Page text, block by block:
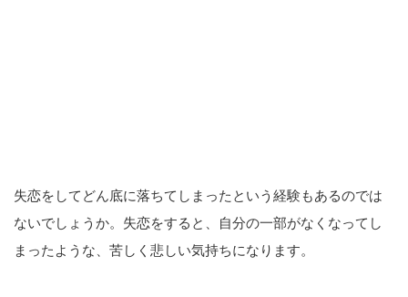
失恋をしてどん底に落ちてしまったという経験もあるのでは
ないでしょうか。失恋をすると、自分の一部がなくなってし
まったような、苦しく悲しい気持ちになります。